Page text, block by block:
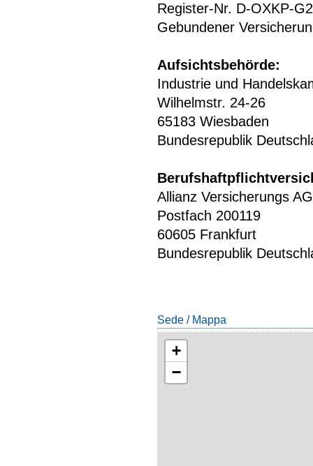
Register-Nr. D-OXKP-
Gebundener
Aufsichtsbehörde:
Industrie und
Wilhelmstr. 24-26
65183 Wiesbaden
Bundesrepublik
Allianz Versicherungs AG
Postfach 200119
60605 Frankfurt
Bundesrepublik
Sede / Mappa
+
−